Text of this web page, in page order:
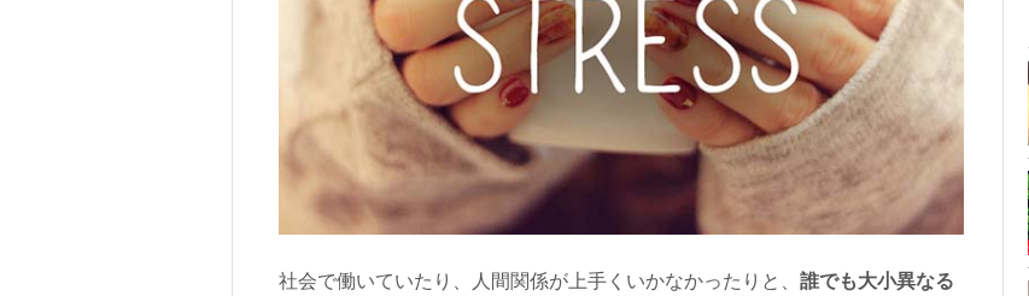
社会で働いていたり、人間関係が上手くいかなかったりと、 誰でも大小異なる